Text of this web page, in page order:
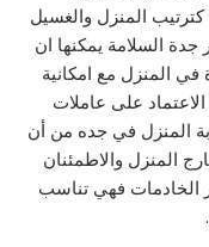
كترتيب المنزل والغسيل
جدة السلامة يمكنها ان
المنزل مع امكانية
الاعتماد على عاملات
المنزل في جده من أن
المنزل والاطمئنان
الخادمات فهي تناسب